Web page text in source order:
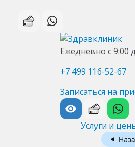
Ежедневно с 9:00
+7 499 116-52-67
Записаться на
Услуги и